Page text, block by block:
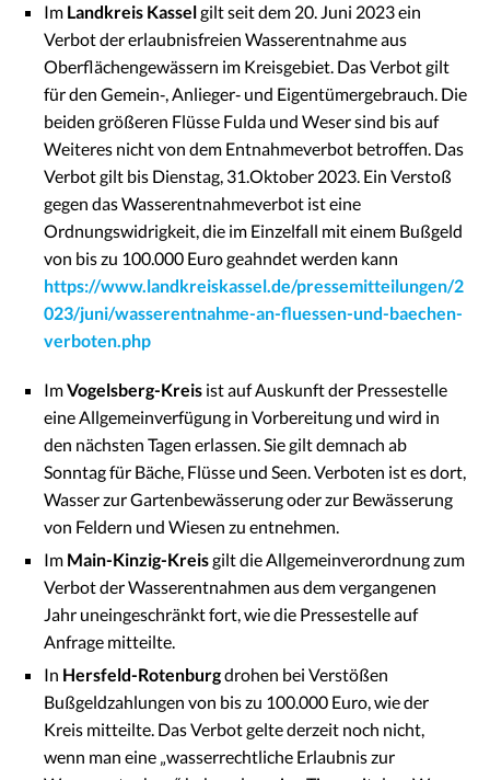
Im Landkreis Kasselgilt seit dem 20. Juni 2023 ein
Verbot der erlaubnisfreien Wasserentnahme aus
Oberflächengewässern im Kreisgebiet. Das Verbot gilt
für den Gemein‐, Anlieger‐ und Eigentümergebrauch. Die
beiden größeren Flüsse Fulda und Weser sind bis auf
Weiteres nicht von dem Entnahmeverbot betroffen. Das
Verbot gilt bis Dienstag, 31.Oktober 2023. Ein Verstoß
gegen das Wasserentnahmeverbot ist eine
Ordnungswidrigkeit, die im Einzelfall mit einem Bußgeld
von bis zu 100.000 Euro geahndet werden kann
https://www.landkreiskassel.de/pressemitteilungen/2
023/juni/wasserentnahme-an-fluessen-und-baechen-
verboten.php
ImVogelsberg-Kreis ist auf Auskunft der Pressestelle
eine Allgemeinverfügung in Vorbereitung und wird in
den nächsten Tagen erlassen. Sie gilt demnach ab
Sonntag für Bäche, Flüsse und Seen. Verboten ist es dort,
Wasser zur Gartenbewässerung oder zur Bewässerung
von Feldern und Wiesen zu entnehmen.
Im Main-Kinzig-Kreisgilt die Allgemeinverordnung zum
Verbot der Wasserentnahmen aus dem vergangenen
Jahr uneingeschränkt fort, wie die Pressestelle auf
Anfrage mitteilte.
In Hersfeld-Rotenburgdrohen bei Verstößen
Bußgeldzahlungen von bis zu 100.000 Euro, wie der
Kreis mitteilte. Das Verbot gelte derzeit noch nicht,
wenn man eine „wasserrechtliche Erlaubnis zur